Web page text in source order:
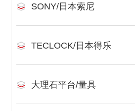
SONY/日本索尼
TECLOCK/日本得乐
大理石平台/量具